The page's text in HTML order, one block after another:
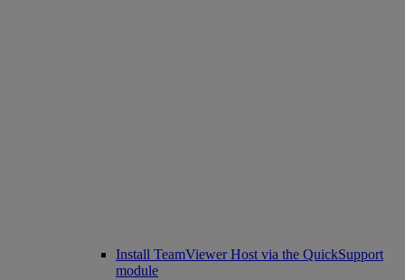
Install TeamViewer Host via the QuickSupport
module